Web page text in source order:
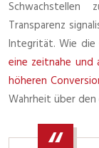
Transparenz
Integrität. Wie die
eine zeitnahe und
höheren
Wahrheit über